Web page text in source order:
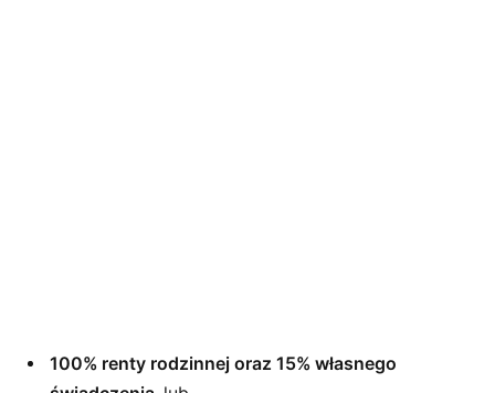
100% renty rodzinnej oraz 15% własnego